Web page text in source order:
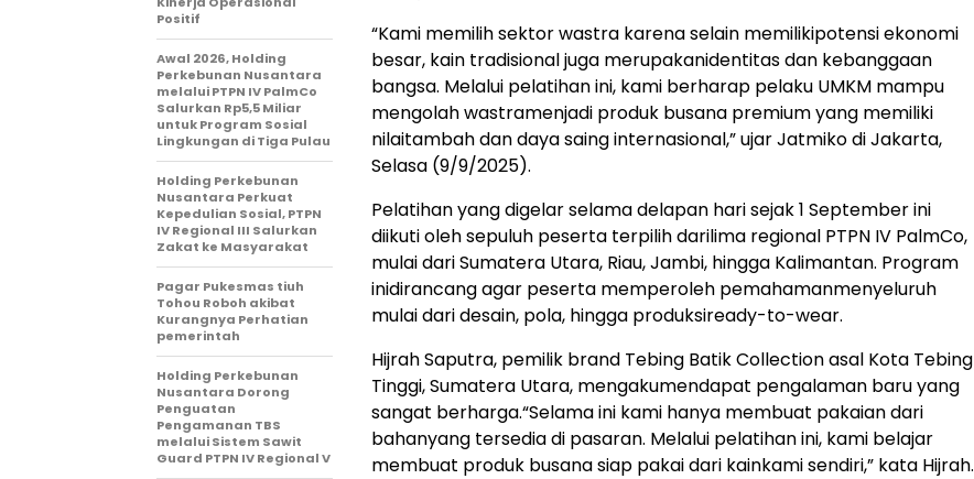
“Kami memilihsektorwastra karenaselain memilikipotensiekonomi
besar, kain tradisionaljuga merupakanidentitasdan kebanggaan
bangsa. Melalui pelatihanini, kami berharap pelaku UMKM mampu
mengolahwastramenjadi produk busana premium yang memiliki
nilaitambahdandayasainginternasional,”ujarJatmikodi Jakarta,
Selasa (9/9/2025).
Pelatihanyangdigelarselamadelapan harisejak1 Septemberini
diikutiolehsepuluh peserta terpilihdarilima regional PTPN IV PalmCo,
mulaidariSumatera Utara, Riau, Jambi, hingga Kalimantan. Program
inidirancangagar peserta memperoleh pemahamanmenyeluruh
mulaidaridesain, pola, hingga produksiready-to-wear.
Hijrah Saputra, pemilik brand Tebing Batik Collectionasal Kota Tebing
Tinggi, Sumatera Utara, mengakumendapat pengalaman baruyang
sangat berharga.“Selamaini kami hanya membuat pakaiandari
bahanyang tersediadi pasaran. Melalui pelatihanini, kami belajar
membuat produk busanasiap pakaidari kainkamisendiri,” kata Hijrah.
Positif
Awal 2026, Holding
Perkebunan Nusantara
melalui PTPN IV PalmCo
Salurkan Rp5,5 Miliar
untuk Program Sosial
Lingkungan di Tiga Pulau
Holding Perkebunan
Nusantara Perkuat
Kepedulian Sosial, PTPN
IV Regional III Salurkan
Zakat ke Masyarakat
Pagar Pukesmas tiuh
Tohou Roboh akibat
Kurangnya Perhatian
pemerintah
Holding Perkebunan
Nusantara Dorong
Penguatan
Pengamanan TBS
melalui Sistem Sawit
Guard PTPN IV Regional V